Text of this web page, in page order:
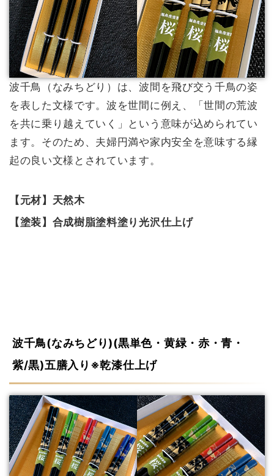
波千鳥（なみちどり）は、波間を飛び交う千鳥の姿
を表した文様です。波を世間に例え、「世間の荒波
を共に乗り越えていく」という意味が込められてい
ます。そのため、夫婦円満や家内安全を意味する縁
起の良い文様とされています。
【元材】天然木
【塗装】合成樹脂塗料塗り光沢仕上げ
波千鳥(なみちどり)(黒単色・黄緑・赤・青・
紫/黒)五膳入り※乾漆仕上げ